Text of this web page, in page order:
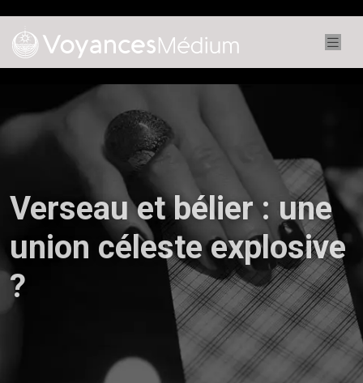
Verseau et bélier : une
union céleste explosive
?